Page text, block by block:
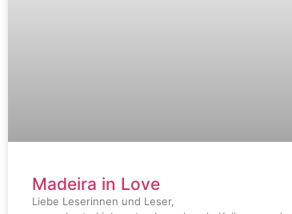
Madeira in Love
Liebe Leserinnen und Leser,